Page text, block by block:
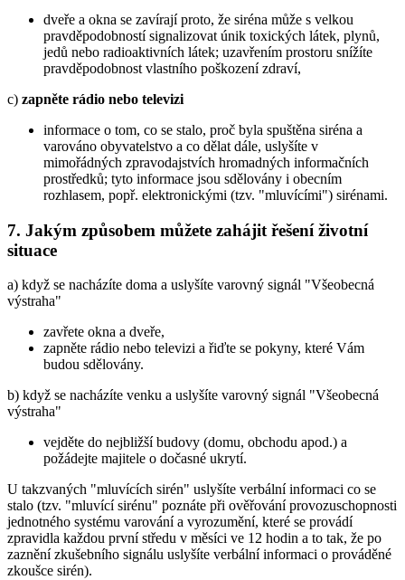
dveře a okna se zavírají proto, že siréna může s velkou
pravděpodobností signalizovat únik toxických látek, plynů,
jedů nebo radioaktivních látek; uzavřením prostoru snížíte
pravděpodobnost vlastního poškození zdraví,
c) zapněte rádio nebo televizi
informace o tom, co se stalo, proč byla spuštěna siréna a
varováno obyvatelstvo a co dělat dále, uslyšíte v
mimořádných zpravodajstvích hromadných informačních
prostředků; tyto informace jsou sdělovány i obecním
rozhlasem, popř. elektronickými (tzv. "mluvícími") sirénami.
7. Jakým způsobem můžete zahájit řešení životní
situace
a) když se nacházíte doma a uslyšíte varovný signál "Všeobecná
výstraha"
zavřete okna a dveře,
zapněte rádio nebo televizi a řiďte se pokyny, které Vám
budou sdělovány.
b) když se nacházíte venku a uslyšíte varovný signál "Všeobecná
výstraha"
vejděte do nejbližší budovy (domu, obchodu apod.) a
požádejte majitele o dočasné ukrytí.
U takzvaných "mluvících sirén" uslyšíte verbální informaci co se
stalo (tzv. "mluvící sirénu" poznáte při ověřování provozuschopnosti
jednotného systému varování a vyrozumění, které se provádí
zpravidla každou první středu v měsíci ve 12 hodin a to tak, že po
zaznění zkušebního signálu uslyšíte verbální informaci o prováděné
zkoušce sirén).